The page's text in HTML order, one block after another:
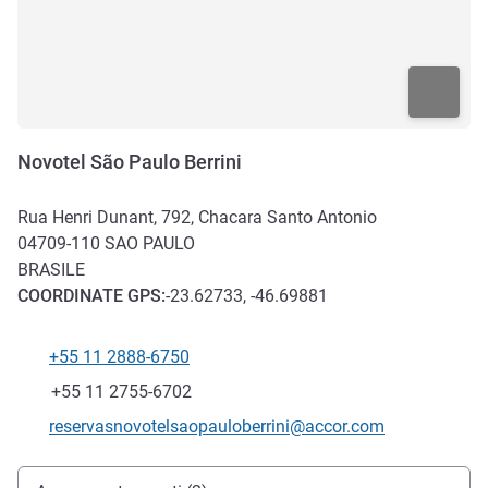
Novotel São Paulo Berrini
Rua Henri Dunant, 792, Chacara Santo Antonio
04709-110 SAO PAULO
BRASILE
COORDINATE GPS:-23.62733, -46.69881
Telefono
+55 11 2888-6750
Fax
+55 11 2755-6702
E-mail di contatto
reservasnovotelsaopauloberrini@accor.com
Accesso e trasporti